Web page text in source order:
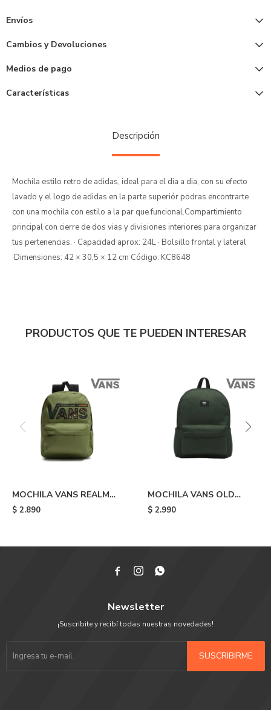
Envíos
Cambios y Devoluciones
Medios de pago
Características
Descripción
Mochila estilo retro de adidas, ideal para el dia a dia, con su efecto
lavado y el logo de adidas en la parte superiór podras encontrarte
con una mochila con estilo a la par que funcional.Compartimiento
principal con cierre de dos vias y divisiones interiores para organizar
tus pertenencias. · Capacidad aprox: 24L · Bolsillo frontal y lateral
·Dimensiones: 42 × 30,5 × 12 cm Código: KC8648
PRODUCTOS QUE TE PUEDEN INTERESAR
MOCHILA VANS REALM
FLYING - Green
$ 2.890
MOCHILA VANS OLD
SKOOL H2O - Green
$ 2.990
  
Newsletter
¡Suscribite y recibí todas nuestras novedades!
SUSCRIBIRME